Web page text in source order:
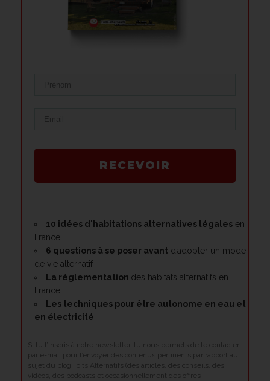
RECEVOIR
10 idées d'habitations alternatives légales en
France
6 questions à se poser avant d’adopter un mode
de vie alternatif
La réglementation des habitats alternatifs en
France
Les techniques pour être autonome en eau et
en électricité
Si tu t’inscris à notre newsletter, tu nous permets de te contacter
par e-mail pour t’envoyer des contenus pertinents par rapport au
sujet du blog Toits Alternatifs (des articles, des conseils, des
vidéos, des podcasts et occasionnellement des offres